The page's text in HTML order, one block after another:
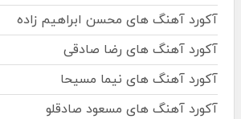
آکورد آهنگ های محسن ابراهیم زاده
آکورد آهنگ های رضا صادقی
آکورد آهنگ های نیما مسیحا
آکورد آهنگ های مسعود صادقلو